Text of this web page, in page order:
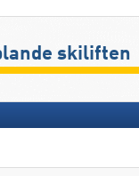
skiliften